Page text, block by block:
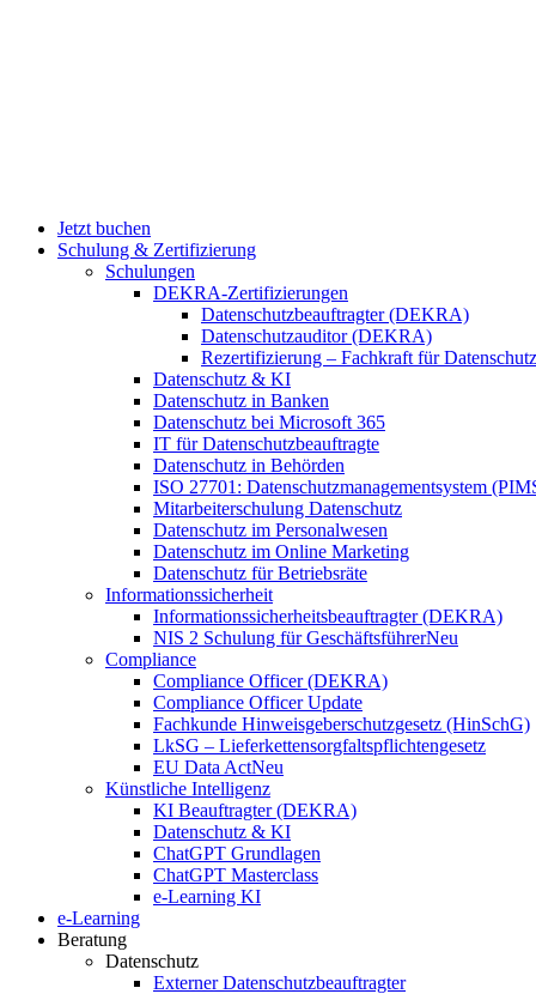
Jetzt buchen
Schulung & Zertifizierung
Schulungen
DEKRA-Zertifizierungen
Datenschutzbeauftragter (DEKRA)
Datenschutzauditor (DEKRA)
Rezertifizierung – Fachkraft für
Datenschutz & KI
Datenschutz in Banken
Datenschutz bei Microsoft 365
IT für Datenschutzbeauftragte
Datenschutz in Behörden
ISO 27701: Datenschutzmanagementsystem
Mitarbeiterschulung Datenschutz
Datenschutz im Personalwesen
Datenschutz im Online Marketing
Datenschutz für Betriebsräte
Informationssicherheit
Informationssicherheitsbeauftragter (DEKRA)
NIS 2 Schulung für GeschäftsführerNeu
Compliance
Compliance Officer (DEKRA)
Compliance Officer Update
Fachkunde Hinweisgeberschutzgesetz (HinSchG)
LkSG – Lieferkettensorgfaltspflichtengesetz
EU Data ActNeu
Künstliche Intelligenz
KI Beauftragter (DEKRA)
Datenschutz & KI
ChatGPT Grundlagen
ChatGPT Masterclass
e-Learning KI
e-Learning
Beratung
Datenschutz
Externer Datenschutzbeauftragter